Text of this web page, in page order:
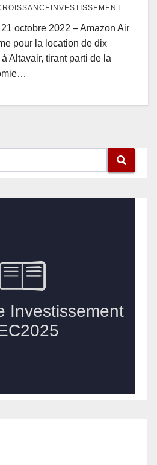
octobre 2022 – Amazon Air
pour la location de dix
Altavair, tirant parti de la